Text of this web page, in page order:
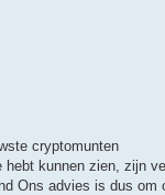
cryptomunten
hebt kunnen zien, zijn
Ons advies is dus